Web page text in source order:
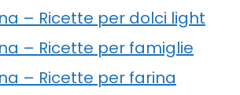
– Ricette per dolci light
– Ricette per famiglie
– Ricette per farina